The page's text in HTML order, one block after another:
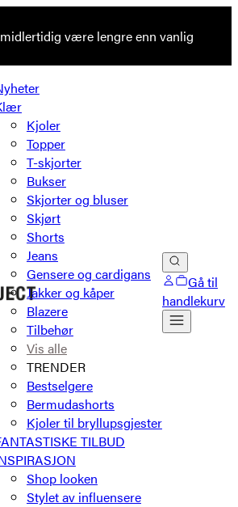
være lengre enn vanlig
Kjoler
Topper
T-skjorter
Bukser
Skjorter og bluser
Skjørt
Shorts
Jeans
Gensere og cardigans
Jakker og kåper
Blazere
Tilbehør
Vis alle
TRENDER
Bestselgere
Bermudashorts
Kjoler til bryllupsgjester
TILBUD
Shop looken
Stylet av influensere
Gå til
handlekurv